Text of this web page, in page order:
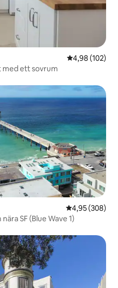
4,98 av 5 i
4,98 (102)
med ett sovrum
4,95 av 5 i
4,95 (308)
SF (Blue Wave 1)